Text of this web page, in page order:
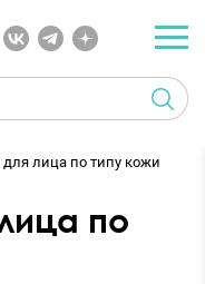
лица по типу кожи
по